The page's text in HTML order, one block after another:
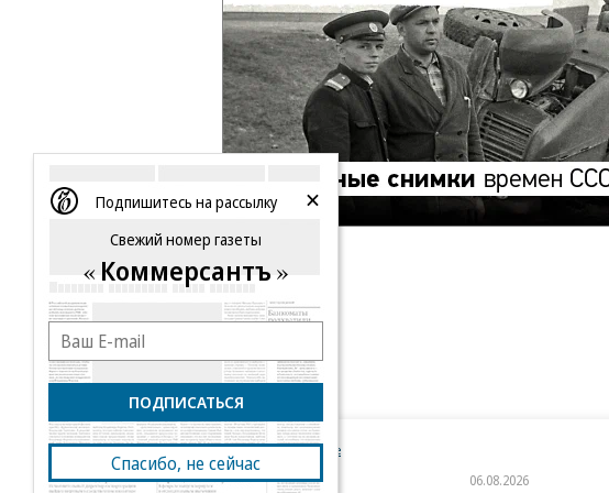
Новости компаний Все
06.08.2026 06.08.2026
Подпишитесь на рассылку
Свежий номер газеты
Коммерсантъ
ПОДПИСАТЬСЯ
Спасибо, не сейчас